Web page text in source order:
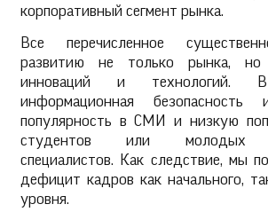
корпоративный сегмент рынка.
Все перечисленное
развитию не только рынка, но
инноваций и технологий. В
информационная безопасность
популярность в СМИ и низкую
студентов или молодых
специалистов. Как следствие, мы
дефицит кадров как начального,
уровня.